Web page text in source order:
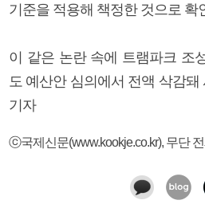
기준을 적용해 책정한 것으로 확
이 같은 논란 속에 트램파크 조
도 예산안 심의에서 전액 삭감
기자
ⓒ국제신문(www.kookje.co.kr), 무단